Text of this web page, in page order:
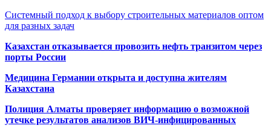
Системный подход к выбору строительных материалов оптом
для разных задач
Казахстан отказывается провозить нефть транзитом через
порты России
Медицина Германии открыта и доступна жителям
Казахстана
Полиция Алматы проверяет информацию о возможной
утечке результатов анализов ВИЧ-инфицированных